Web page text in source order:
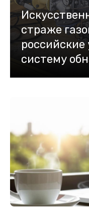
страже
систему